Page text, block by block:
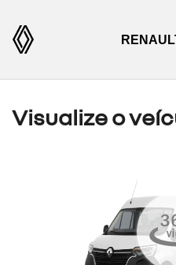
Visualize o